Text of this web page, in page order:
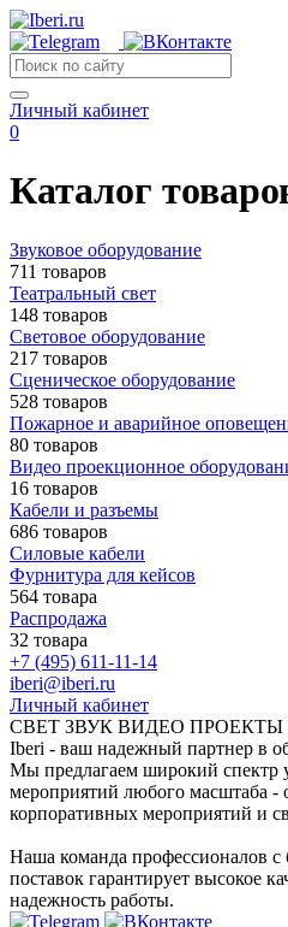
Личный кабинет
0
Каталог
Звуковое оборудование
711 товаров
Театральный свет
148 товаров
Световое оборудование
217 товаров
Сценическое оборудование
528 товаров
Пожарное и аварийное
80 товаров
Видео проекционное
16 товаров
Кабели и разъемы
686 товаров
Силовые кабели
Фурнитура для кейсов
564 товара
Распродажа
32 товара
+7 (495) 611-11-14
iberi@iberi.ru
Личный кабинет
СВЕТ ЗВУК ВИДЕО
Iberi - ваш надежный партнер в
Мы предлагаем широкий спектр
мероприятий любого масштаба -
корпоративных мероприятий и
Наша команда профессионалов
поставок гарантирует высокое
надежность работы.